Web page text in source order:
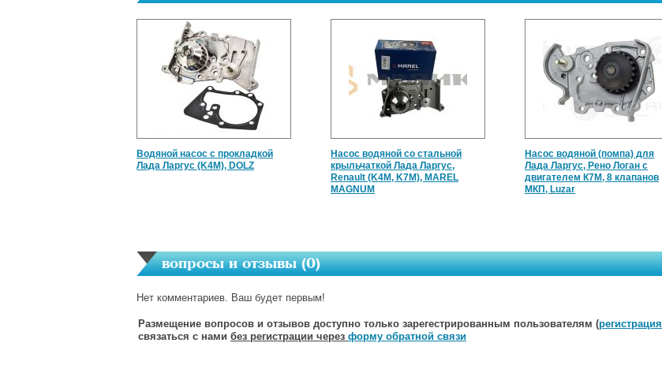
Водяной насос с прокладкой
Лада Ларгус (K4M), DOLZ
Насос водяной со стальной
крыльчаткой Лада Ларгус,
Renault (K4M, K7M), MAREL
MAGNUM
Насос водяной (помпа) для
Лада Ларгус, Рено Логан с
двигателем К7М, 8 клапанов
МКП, Luzar
вопросы и отзывы (0)
Нет комментариев. Ваш будет первым!
Размещение вопросов и отзывов доступно только зарегестрированным пользователям (регистрация
связаться с нами без регистрации через форму обратной связи